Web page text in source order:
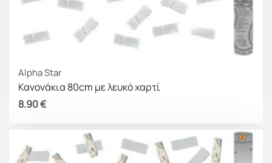
Alpha Star
Κανονάκια 80cm με λευκό χαρτί
8.90€